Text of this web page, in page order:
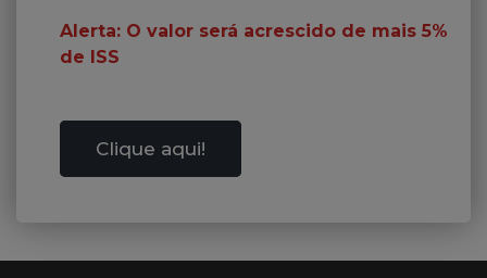
Alerta: O valor será acrescido de mais 5%
de ISS
Clique aqui!